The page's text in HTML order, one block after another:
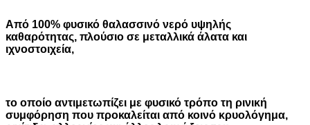
Από 100% φυσικό θαλασσινό νερό υψηλής
καθαρότητας, πλούσιο σε μεταλλικά άλατα και
ιχνοστοιχεία,
το οποίο αντιμετωπίζει με φυσικό τρόπο τη ρινική
συμφόρηση που προκαλείται από κοινό κρυολόγημα,